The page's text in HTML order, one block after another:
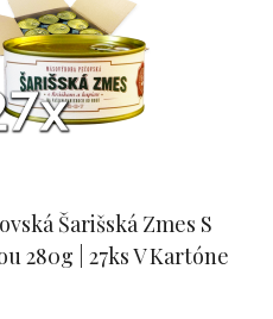
Šarišská Zmes S
280g | 27ks V Kartóne